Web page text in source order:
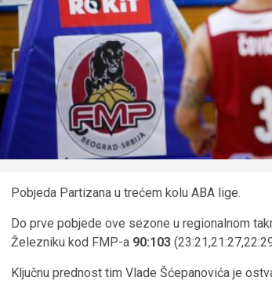
Pobjeda Partizana u trećem kolu ABA lige.
Do prve pobjede ove sezone u regionalnom
Železniku kod FMP-a 90:103
Ključnu prednost tim Vlade Šćepanovića je